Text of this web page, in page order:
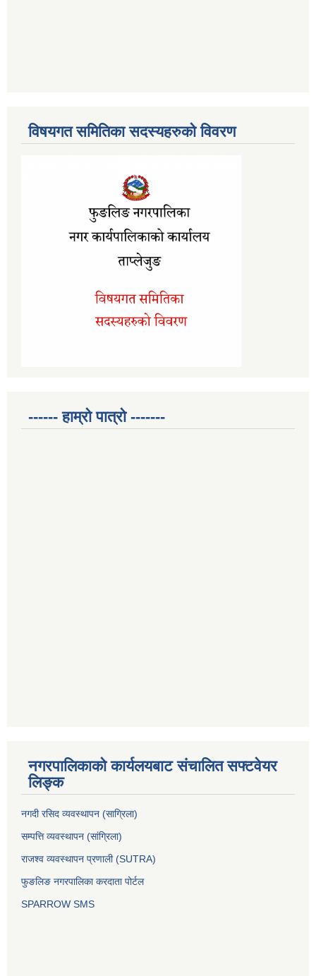
विषयगत समितिका सदस्यहरुको विवरण
------ हाम्रो पात्रो -------
नगरपालिकाको कार्यलयबाट संचालित सफ्टवेयर
लिङ्क
नगदी रसिद व्यवस्थापन (साग्रिला)
सम्पत्ति व्यवस्थापन (सांग्रिला)
राजश्व व्यवस्थापन प्रणाली (SUTRA)
फुङलिङ नगरपालिका करदाता पोर्टल
SPARROW SMS